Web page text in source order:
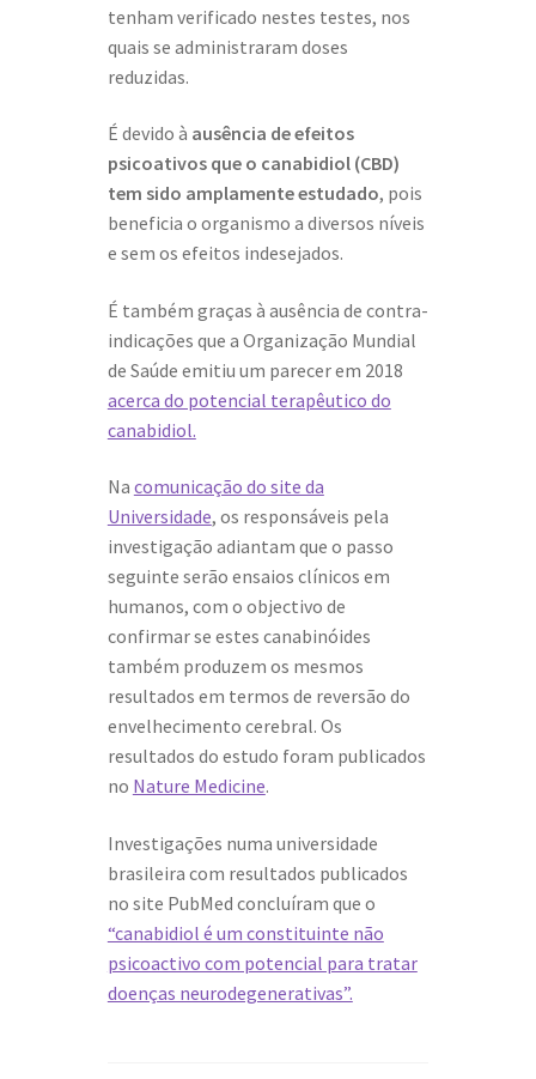
tenham verificado nestes testes, nos
quais se administraram doses
reduzidas.
É devido à ausência de efeitos
psicoativos que o canabidiol (CBD)
tem sido amplamente estudado, pois
beneficia o organismo a diversos níveis
e sem os efeitos indesejados.
É também graças à ausência de contra-
indicações que a Organização Mundial
de Saúde emitiu um parecer em 2018
acerca do potencial terapêutico do
canabidiol.
Na comunicação do site da
Universidade, os responsáveis pela
investigação adiantam que o passo
seguinte serão ensaios clínicos em
humanos, com o objectivo de
confirmar se estes canabinóides
também produzem os mesmos
resultados em termos de reversão do
envelhecimento cerebral. Os
resultados do estudo foram publicados
no Nature Medicine.
Investigações numa universidade
brasileira com resultados publicados
no site PubMed concluíram que o
“canabidiol é um constituinte não
psicoactivo com potencial para tratar
doenças neurodegenerativas”.